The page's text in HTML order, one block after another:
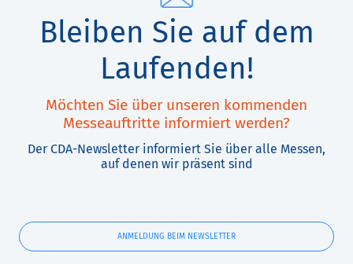
Bleiben Sie auf dem
Laufenden!
Möchten Sie über unseren kommenden
Messeauftritte informiert werden?
Der CDA-Newsletter informiert Sie über alle Messen,
auf denen wir präsent sind
ANMELDUNG BEIM NEWSLETTER